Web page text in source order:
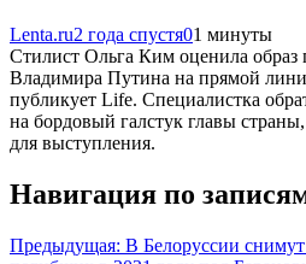
Lenta.ru2 года спустя01 минуты
Стилист Ольга Ким оценила образ
Владимира Путина на прямой
публикует Life. Специалистка
на бордовый галстук главы
для выступления.
Навигация по
Предыдущая: В Белоруссии